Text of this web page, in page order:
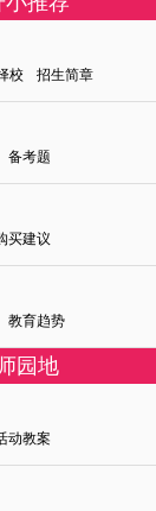
校 招生简章
考题
建议
育趋势
园地
教案